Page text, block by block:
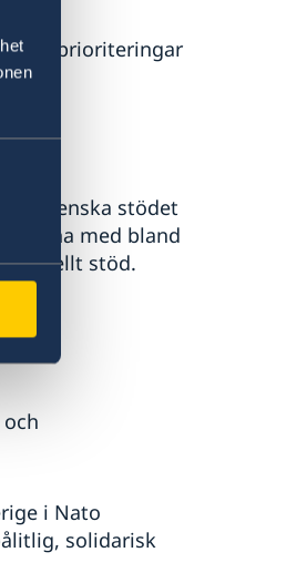
och prioriteringar
svenska stödet
med bland
stöd.
i Nato
solidarisk